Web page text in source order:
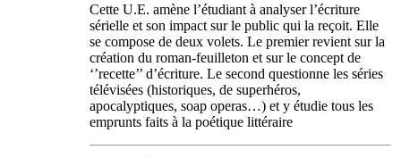
Cette U.E. amène l’étudiant à analyser l’écriture
sérielle et son impact sur le public qui la reçoit. Elle
se compose de deux volets. Le premier revient sur la
création du roman-feuilleton et sur le concept de
‘’recette’’ d’écriture. Le second questionne les séries
télévisées (historiques, de superhéros,
apocalyptiques, soap operas…) et y étudie tous les
emprunts faits à la poétique littéraire